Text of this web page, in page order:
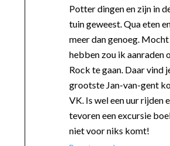
Potter dingen en zijn in
tuin geweest. Qua eten
meer dan genoeg.
hebben zou ik aanraden
Rock te gaan. Daar vind
grootste Jan-van-gent
VK. Is wel een uur rijden
tevoren een excursie
niet voor niks komt!